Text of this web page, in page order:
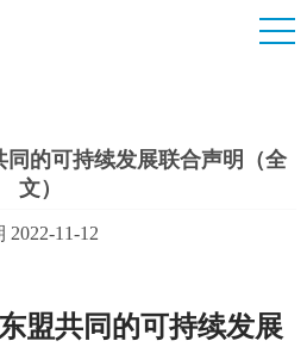
同的可持续发展联合声明（全
文）
2022-11-12
盟共同的可持续发展